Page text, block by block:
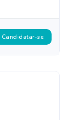
Candidatar-se